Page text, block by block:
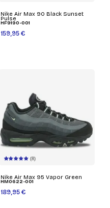
Nike Air Max 90 Black Sunset
Pulse
HF9190-001
159,95 €
(8)
Nike Air Max 95 Vapor Green
HM0622-001
189,95 €